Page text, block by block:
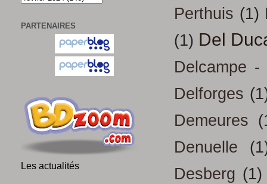
Perthuis (1)
(1) Del
Delcampe -
Delforges
Demeures
Denuelle
Desberg (1)
PARTENAIRES
Les actualités